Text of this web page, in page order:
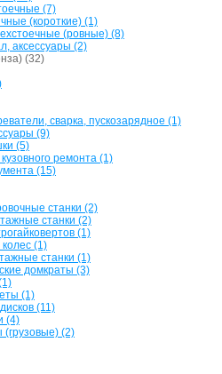
(7)
(короткие) (1)
(ровные) (8)
аксессуары (2)
(32)
сварка, пускозарядное (1)
(9)
(5)
ремонта (1)
(15)
станки (2)
станки (2)
(1)
колес (1)
станки (1)
домкраты (3)
(1)
(11)
(4)
(грузовые) (2)